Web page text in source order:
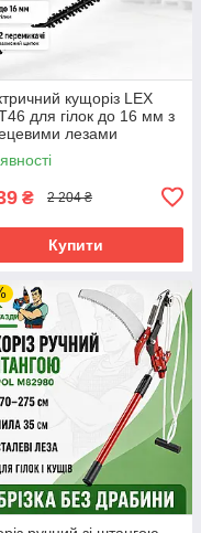
кущоріз LEX
для гілок до 16 мм з
лезами
₴ 2 204 ₴
Купити